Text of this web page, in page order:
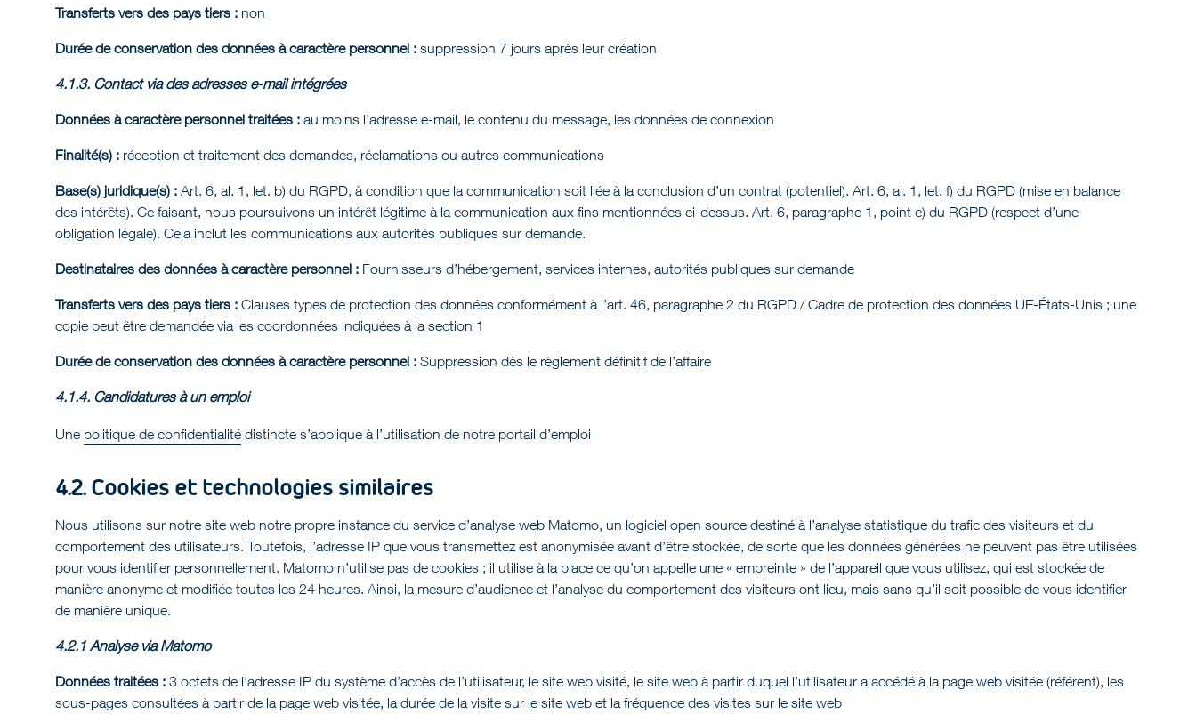
Transferts vers des pays tiers : non
Durée de conservation des données à caractère personnel : suppression 7 jours après leur création
4.1.3. Contact via des adresses e-mail intégrées
Données à caractère personnel traitées : au moins l’adresse e-mail, le contenu du message, les données de connexion
Finalité(s) : réception et traitement des demandes, réclamations ou autres communications
Base(s) juridique(s) : Art. 6, al. 1, let. b) du RGPD, à condition que la communication soit liée à la conclusion d’un contrat (potentiel). Art. 6, al. 1, let. f) du RGPD (mise en balance
des intérêts). Ce faisant, nous poursuivons un intérêt légitime à la communication aux fins mentionnées ci-dessus. Art. 6, paragraphe 1, point c) du RGPD (respect d’une
obligation légale). Cela inclut les communications aux autorités publiques sur demande.
Destinataires des données à caractère personnel : Fournisseurs d’hébergement, services internes, autorités publiques sur demande
Transferts vers des pays tiers : Clauses types de protection des données conformément à l’art. 46, paragraphe 2 du RGPD / Cadre de protection des données UE-États-Unis ; une
copie peut être demandée via les coordonnées indiquées à la section 1
Durée de conservation des données à caractère personnel : Suppression dès le règlement définitif de l’affaire
4.1.4. Candidatures à un emploi
Une politique de confidentialité distincte s’applique à l’utilisation de notre portail d’emploi
4.2. Cookies et technologies similaires
Nous utilisons sur notre site web notre propre instance du service d’analyse web Matomo, un logiciel open source destiné à l’analyse statistique du trafic des visiteurs et du
comportement des utilisateurs. Toutefois, l’adresse IP que vous transmettez est anonymisée avant d’être stockée, de sorte que les données générées ne peuvent pas être utilisées
pour vous identifier personnellement. Matomo n’utilise pas de cookies ; il utilise à la place ce qu’on appelle une « empreinte » de l’appareil que vous utilisez, qui est stockée de
manière anonyme et modifiée toutes les 24 heures. Ainsi, la mesure d’audience et l’analyse du comportement des visiteurs ont lieu, mais sans qu’il soit possible de vous identifier
de manière unique.
4.2.1 Analyse via Matomo
Données traitées : 3 octets de l’adresse IP du système d’accès de l’utilisateur, le site web visité, le site web à partir duquel l’utilisateur a accédé à la page web visitée (référent), les
sous-pages consultées à partir de la page web visitée, la durée de la visite sur le site web et la fréquence des visites sur le site web